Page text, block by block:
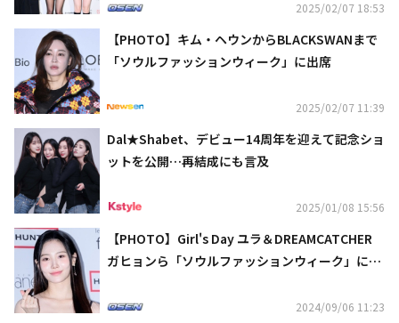
2025/02/07 18:53
【PHOTO】キム・ヘウンからBLACKSWANまで
「ソウルファッションウィーク」に出席
2025/02/07 11:39
Dal★Shabet、デビュー14周年を迎えて記念ショ
ットを公開…再結成にも言及
2025/01/08 15:56
【PHOTO】Girl's Day ユラ＆DREAMCATCHER
ガヒョンら「ソウルファッションウィーク」に出
2024/09/06 11:23